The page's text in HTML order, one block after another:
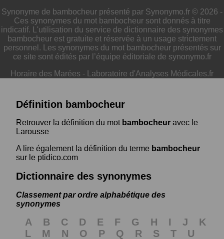
Synonyme de bambocheur présenté par Synonymo.fr © 2026 -
Ces synonymes du mot bambocheur sont donnés à titre
indicatif. L'utilisation du service de dictionnaire des synonymes
bambocheur est gratuite et réservée à un usage strictement
personnel. Les synonymes du mot bambocheur présentés sur
ce site sont édités par l’équipe éditoriale de synonymo.fr
Horaire des Marées - Laboratoire d'Analyses Médicales.fr
Définition bambocheur
Retrouver la définition du mot bambocheur avec le
Larousse
A lire également la définition du terme bambocheur
sur le ptidico.com
Dictionnaire des synonymes
Classement par ordre alphabétique des
synonymes
A B C D E F G H I J
K
L
M N O P Q R S T U